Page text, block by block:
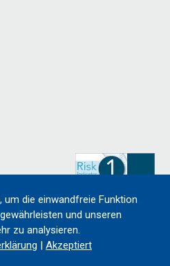
um die einwandfreie Funktion
und unseren
zu analysieren.
| Akzeptiert